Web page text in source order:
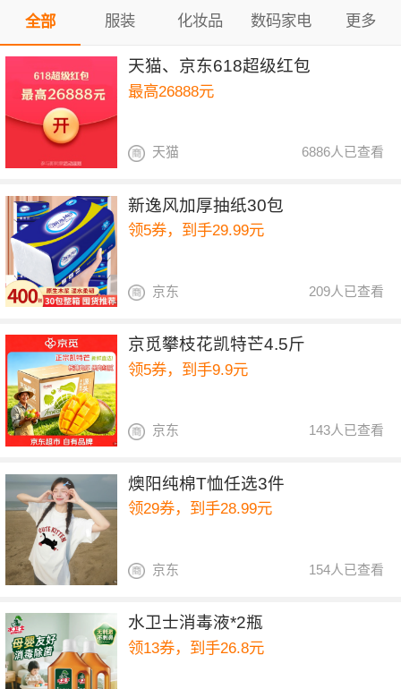
全部 服装 化妆品 数码家电 更多
天猫、京东618超级红包
最高26888元
6886人已查看
天猫
新逸风加厚抽纸30包
领5券，到手29.99元
209人已查看
京东
京觅攀枝花凯特芒4.5斤
领5券，到手9.9元
143人已查看
京东
燠阳纯棉T恤任选3件
领29券，到手28.99元
154人已查看
京东
水卫士消毒液*2瓶
领13券，到手26.8元